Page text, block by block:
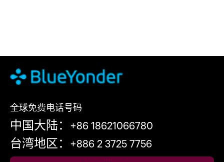
全球免费电话号码
中国大陆：+86 18621066780
台湾地区：+886 2 3725 7756